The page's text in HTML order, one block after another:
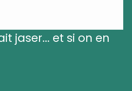
jaser... et si on en